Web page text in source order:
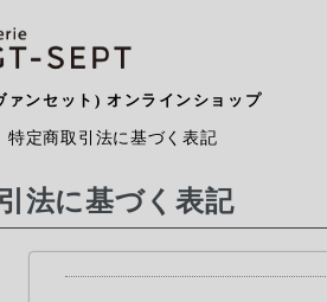
ァンセット) オンラインショップ
定商取引法に基づく表記
法に基づく表記